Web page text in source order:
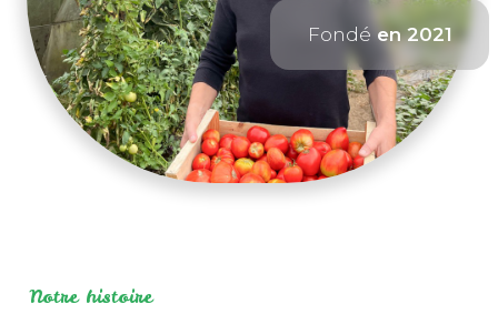
Fondé en 2021
Notre histoire